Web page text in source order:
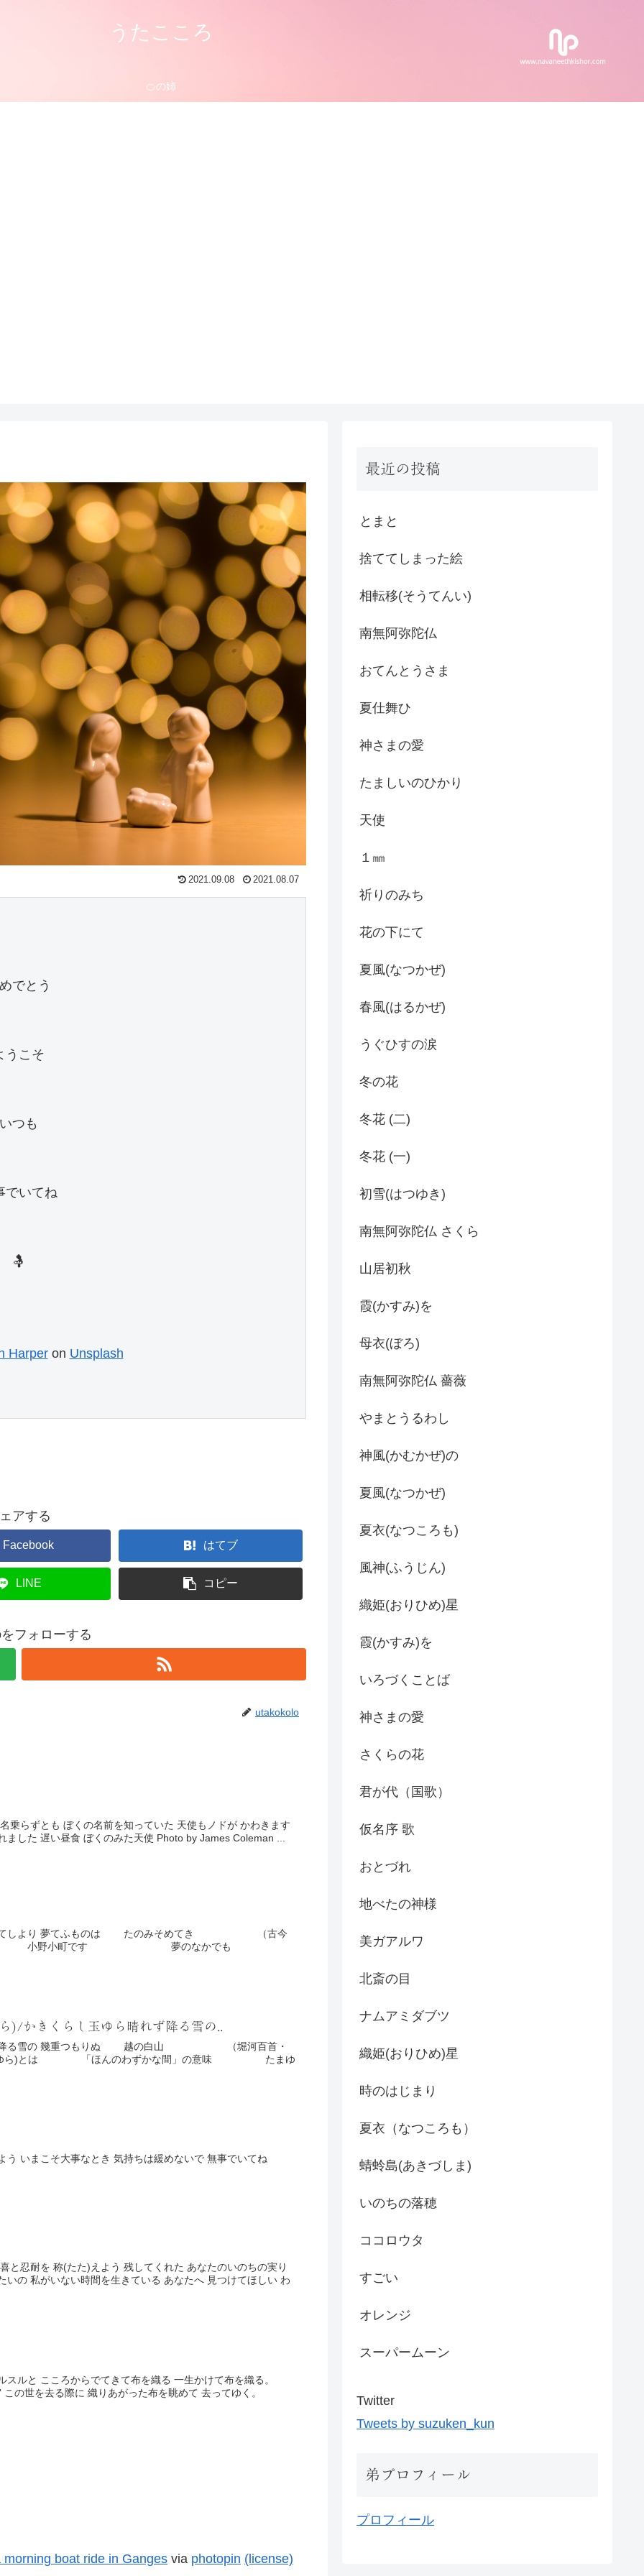
うたこころ
🍊の姉
2021.09.08 2021.08.07
でとう
うこそ
いつも
でいてね
🤱
Harper on Unsplash
アする
Facebook はてブ
LINE コピー
フォローする
utakokolo
ペットボトルを片手に あらわれました 遅い昼食 ぼくのみた天使 Photo by James Coleman ...
)/かきくらし玉ゆら晴れず降る雪の..
無事でよかった 心からいえるよう いまこそ大事なとき 気持ちは緩めないで 無事でいてね
boat ride in Ganges via photopin (license)
最近の投稿
とまと
捨ててしまった絵
相転移(そうてんい)
南無阿弥陀仏
おてんとうさま
夏仕舞ひ
神さまの愛
たましいのひかり
天使
１㎜
祈りのみち
花の下にて
夏風(なつかぜ)
春風(はるかぜ)
うぐひすの涙
冬の花
冬花 (二)
冬花 (一)
初雪(はつゆき)
南無阿弥陀仏 さくら
山居初秋
霞(かすみ)を
母衣(ぼろ)
南無阿弥陀仏 薔薇
やまとうるわし
神風(かむかぜ)の
夏風(なつかぜ)
夏衣(なつころも)
風神(ふうじん)
織姫(おりひめ)星
霞(かすみ)を
いろづくことば
神さまの愛
さくらの花
君が代（国歌）
仮名序 歌
おとづれ
地べたの神様
美ガアルワ
北斎の目
ナムアミダブツ
織姫(おりひめ)星
時のはじまり
夏衣（なつころも）
蜻蛉島(あきづしま)
いのちの落穂
ココロウタ
すごい
オレンジ
スーパームーン
Twitter
Tweets by suzuken_kun
弟プロフィール
プロフィール